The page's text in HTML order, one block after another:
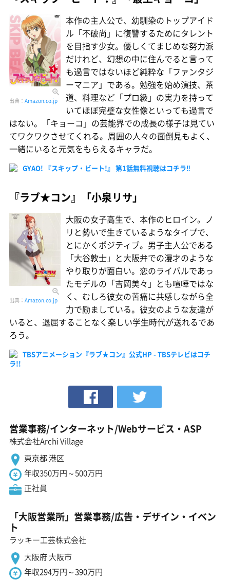
出典： Amazon.co.jp
本作の主人公で、幼馴染のトップアイド
ル「不破尚」に復讐するためにタレント
を目指す少女。優しくてまじめな努力派
だけれど、幻想の中に住んでると言って
も過言ではないほど純粋な「ファンタジ
ーマニア」である。勉強を始め演技、茶
道、料理など「プロ級」の実力を持って
いてほぼ完璧な女性像といっても過言で
はない。「キョーコ」の芸能界での成長の様子は見てい
てワクワクさせてくれる。周囲の人々の面倒見もよく、
一緒にいると元気をもらえるキャラだ。
GYAO! 『スキップ・ビート!』 第1話無料視聴はコチラ‼
『ラブ★コン』「小泉リサ」
出典： Amazon.co.jp
大阪の女子高生で、本作のヒロイン。ノ
リと勢いで生きているようなタイプで、
とにかくポジティブ。男子主人公である
「大谷敦士」と大阪弁での漫才のような
やり取りが面白い。恋のライバルであっ
たモデルの「吉岡美々」とも喧嘩ではな
く、むしろ彼女の苦痛に共感しながら全
力で励ましている。彼女のような友達が
いると、退屈することなく楽しい学生時代が送れるであ
ろう。
TBSアニメーション『ラブ★コン』公式HP - TBSテレビはコチ
ラ!!
営業事務/インターネット/Webサービス・ASP
株式会社Archi Village
東京都 港区
年収350万円～500万円
正社員
「大阪営業所」営業事務/広告・デザイン・イベン
ト
ラッキー工芸株式会社
大阪府 大阪市
年収294万円～390万円